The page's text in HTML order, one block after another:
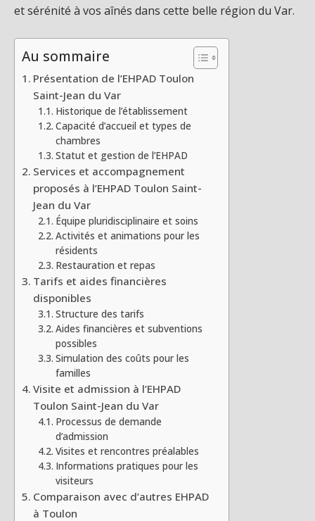
et sérénité à vos aînés dans cette belle région du Var.
Au sommaire
Présentation de l’EHPAD Toulon
Saint-Jean du Var
Historique de l’établissement
Capacité d’accueil et types de
chambres
Statut et gestion de l’EHPAD
Services et accompagnement
proposés à l’EHPAD Toulon Saint-
Jean du Var
Équipe pluridisciplinaire et soins
Activités et animations pour les
résidents
Restauration et repas
Tarifs et aides financières
disponibles
Structure des tarifs
Aides financières et subventions
possibles
Simulation des coûts pour les
familles
Visite et admission à l’EHPAD
Toulon Saint-Jean du Var
Processus de demande
d’admission
Visites et rencontres préalables
Informations pratiques pour les
visiteurs
Comparaison avec d’autres EHPAD
à Toulon